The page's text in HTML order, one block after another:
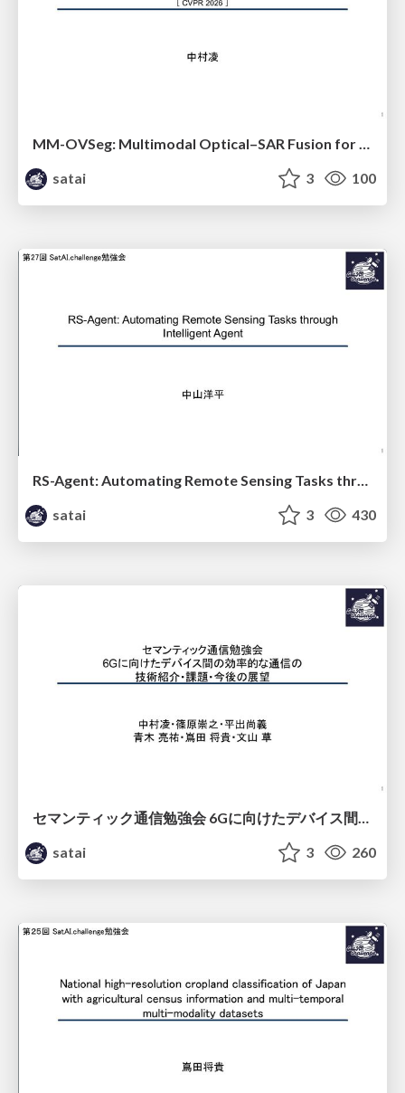
MM-OVSeg: Multimodal Optical–SAR Fusion for Open-Vocabulary Segmentation in Remote Sensing
satai
3 100
RS-Agent: Automating Remote Sensing Tasks through Intelligent Agent
satai
3 430
satai
3 260